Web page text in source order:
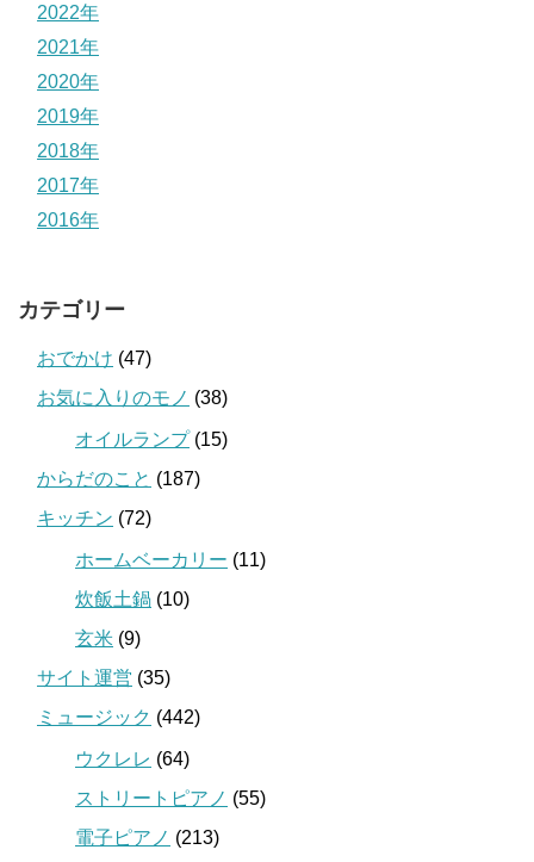
2022年
2021年
2020年
2019年
2018年
2017年
2016年
カテゴリー
おでかけ (47)
お気に入りのモノ (38)
オイルランプ(15)
からだのこと (187)
キッチン (72)
ホームベーカリー (11)
炊飯土鍋 (10)
玄米 (9)
サイト運営 (35)
ミュージック (442)
ウクレレ (64)
ストリートピアノ (55)
電子ピアノ (213)